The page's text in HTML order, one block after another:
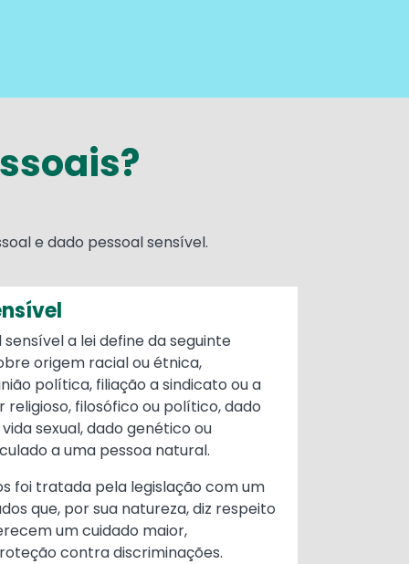
e dado pessoal sensível.
a lei define da seguinte
origem racial ou étnica,
política, filiação a sindicato ou a
filosófico ou político, dado
sexual, dado genético ou
a uma pessoa natural.
foi tratada pela legislação com um
que, por sua natureza, diz respeito
um cuidado maior,
contra discriminações.